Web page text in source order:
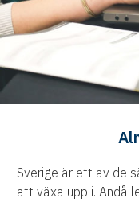
Sverige är ett av de
att växa upp i. Ändå